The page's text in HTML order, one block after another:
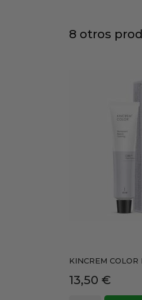
8 otros
KINCREM
Precio
13,50 €